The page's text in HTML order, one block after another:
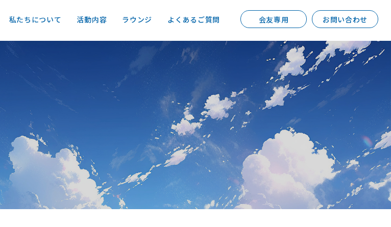
私たちについて 活動内容 ラウンジ よくあるご質問 会友専用 お問い合わせ